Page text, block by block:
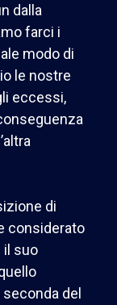
dalla
farci i
modo di
le nostre
eccessi,
di
considerato
il suo
seconda del